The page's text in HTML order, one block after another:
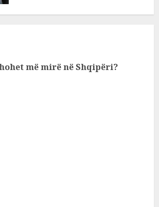
më mirë në Shqipëri?